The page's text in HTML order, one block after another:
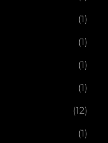
(1)
(1)
(1)
(1)
(12)
(1)